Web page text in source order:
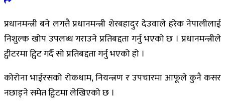
प्रधानमन्त्री बने लगत्तै प्रधानमन्त्री शेरबहादुर देउवाले हरेक नेपालीलाई
निशुल्क खोप उपलब्ध गराउने प्रतिबद्दता गर्नु भएको छ । प्रधानमन्त्रीले
ट्वीटरमा ट्विट गर्दै सो प्रतिबद्दता गर्नु भएको हो ।
कोरोना भाईरसको रोकथाम, नियन्त्रण र उपचारमा आफूले कुनै कसर
नछाड्ने समेत ट्विटमा लेखिएको छ ।